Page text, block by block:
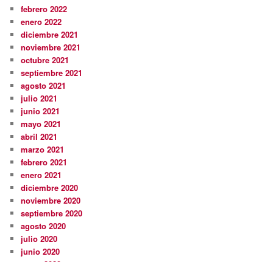
febrero 2022
enero 2022
diciembre 2021
noviembre 2021
octubre 2021
septiembre 2021
agosto 2021
julio 2021
junio 2021
mayo 2021
abril 2021
marzo 2021
febrero 2021
enero 2021
diciembre 2020
noviembre 2020
septiembre 2020
agosto 2020
julio 2020
junio 2020